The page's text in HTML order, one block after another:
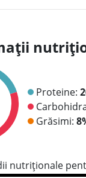
Proteine:
Grăsimi:
nutriționale